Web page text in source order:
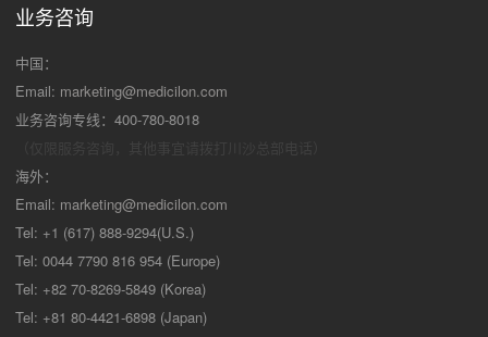
业务咨询
中国：
Email: marketing@medicilon.com
业务咨询专线：400-780-8018
海外：
Email: marketing@medicilon.com
Tel: +1 (617) 888-9294(U.S.)
Tel: 0044 7790 816 954 (Europe)
Tel: +82 70-8269-5849 (Korea)
Tel: +81 80-4421-6898 (Japan)